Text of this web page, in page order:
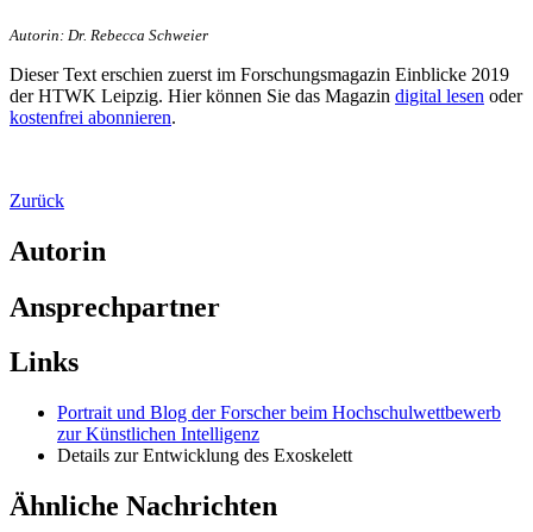
Autorin: Dr. Rebecca Schweier
Dieser Text erschien zuerst im Forschungsmagazin Einblicke 2019
der HTWK Leipzig. Hier können Sie das Magazin digital lesen oder
kostenfrei abonnieren.
Zurück
Autorin
Ansprechpartner
Links
Portrait und Blog der Forscher beim Hochschulwettbewerb
zur Künstlichen Intelligenz
Details zur Entwicklung des Exoskelett
Ähnliche Nachrichten